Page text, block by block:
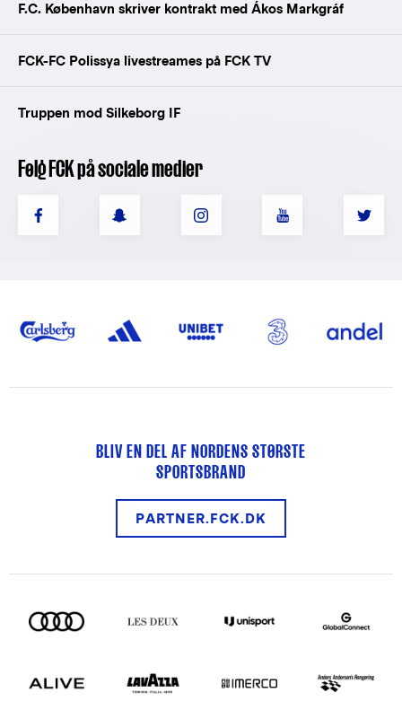
F.C. København skriver kontrakt med Ákos Markgráf
FCK-FC Polissya livestreames på FCK TV
Truppen mod Silkeborg IF
Følg FCK på sociale medier
BLIV EN DEL AF NORDENS STØRSTE
SPORTSBRAND
PARTNER.FCK.DK